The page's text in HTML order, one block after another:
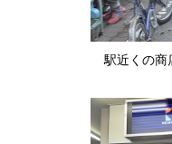
駅近くの商